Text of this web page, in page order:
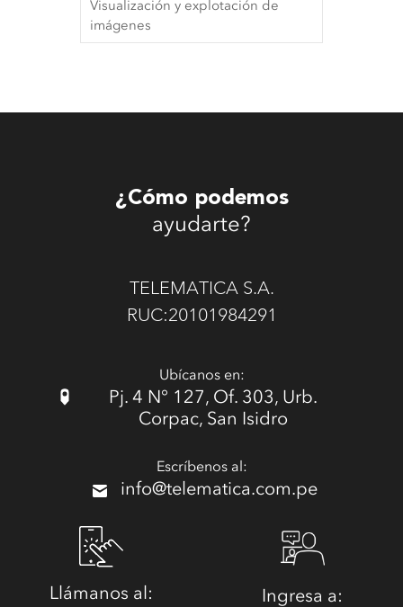
Visualización y explotación de
imágenes
¿Cómo podemos
ayudarte?
TELEMATICA S.A.
RUC:20101984291
Ubícanos en:
Pj. 4 N° 127, Of. 303, Urb.
Corpac, San Isidro
Escríbenos al:
info@telematica.com.pe
Llámanos al: Ingresa a: